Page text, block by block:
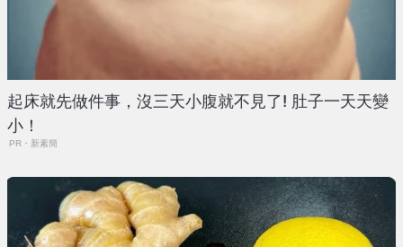
起床就先做件事，沒三天小腹就不見了! 肚子一天天變
小！
PR・新素簡